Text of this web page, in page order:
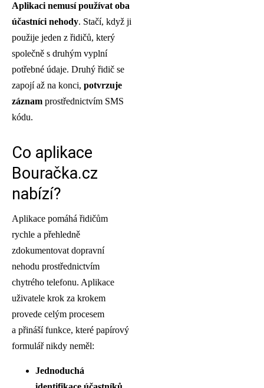
Aplikaci nemusí používat oba
účastníci nehody. Stačí, když ji
použije jeden z řidičů, který
společně s druhým vyplní
potřebné údaje. Druhý řidič se
zapojí až na konci, potvrzuje
záznam prostřednictvím SMS
kódu.
Co aplikace
Bouračka.cz
nabízí?
Aplikace pomáhá řidičům
rychle a přehledně
zdokumentovat dopravní
nehodu prostřednictvím
chytrého telefonu. Aplikace
uživatele krok za krokem
provede celým procesem
a přináší funkce, které papírový
formulář nikdy neměl:
Jednoduchá